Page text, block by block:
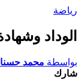
رياضة
الوداد
بواسطة محمد
شارك